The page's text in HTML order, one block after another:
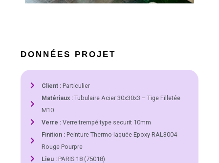
DONNÉES PROJET
Client : Particulier
Matériaux : Tubulaire Acier 30x30x3 – Tige Filletée
M10
Verre : Verre trempé type securit 10mm
Finition : Peinture Thermo-laquée Epoxy RAL3004
Rouge Pourpre
Lieu : PARIS 18 (75018)